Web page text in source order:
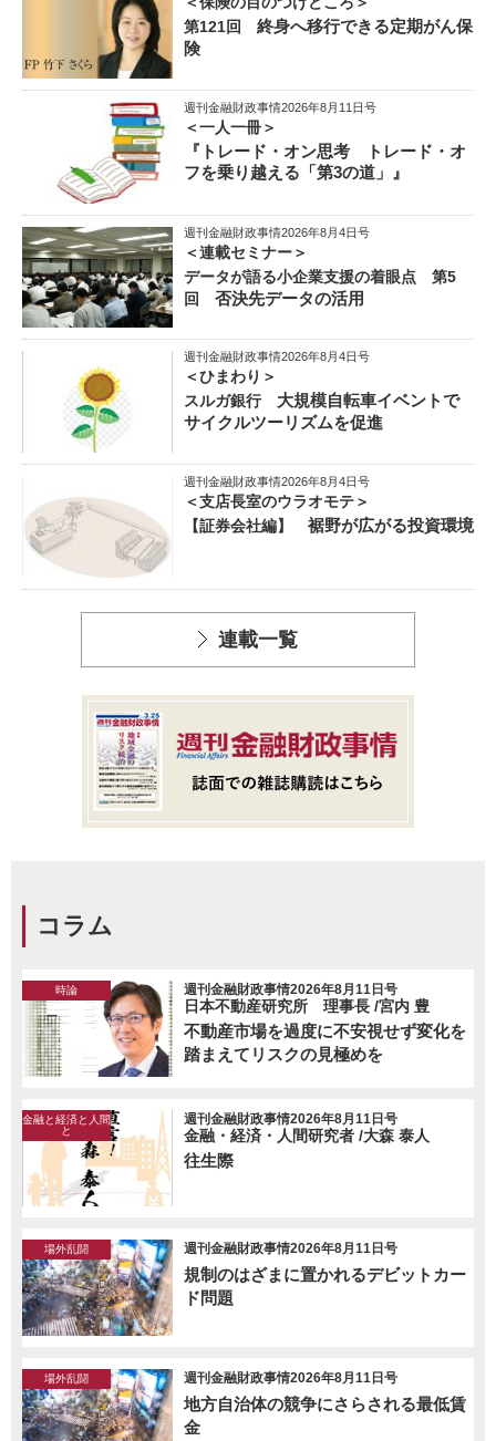
第121回
終身へ移行できる定期がん保
険
週刊金融財政事情2026年8月11日号
＜一人一冊＞
『トレード・オン思考 トレード・オ
フを乗り越える「第3の道」』
週刊金融財政事情2026年8月4日号
＜連載セミナー＞
データが語る小企業支援の着眼点 第5
回
否決先データの活用
週刊金融財政事情2026年8月4日号
＜ひまわり＞
スルガ銀行
大規模自転車イベントで
サイクルツーリズムを促進
週刊金融財政事情2026年8月4日号
＜支店長室のウラオモテ＞
【証券会社編】
裾野が広がる投資環境
連載一覧
コラム
時論 週刊金融財政事情2026年8月11日号
日本不動産研究所 理事長 /宮内 豊
不動産市場を過度に不安視せず変化を
踏まえてリスクの見極めを
金融と経済と人間
と
週刊金融財政事情2026年8月11日号
金融・経済・人間研究者 /大森 泰人
往生際
場外乱闘 週刊金融財政事情2026年8月11日号
規制のはざまに置かれるデビットカー
ド問題
場外乱闘 週刊金融財政事情2026年8月11日号
地方自治体の競争にさらされる最低賃
金